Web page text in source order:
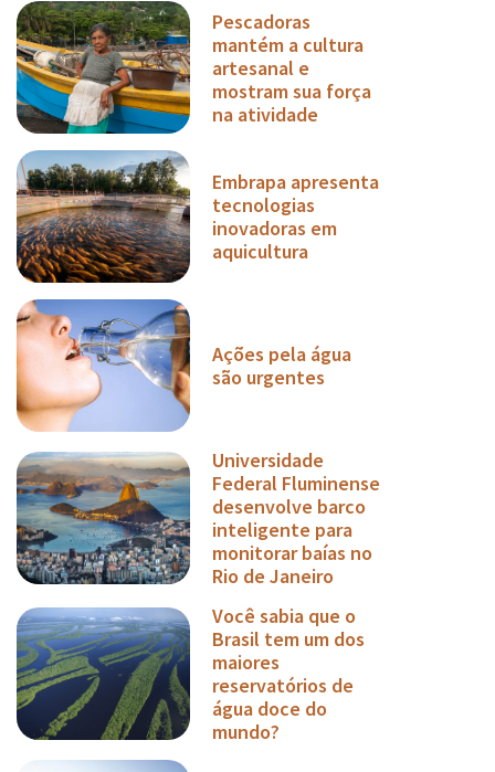
Pescadoras
mantém a cultura
artesanal e
mostram sua força
na atividade
Embrapa apresenta
tecnologias
inovadoras em
aquicultura
Ações pela água
são urgentes
Universidade
Federal Fluminense
desenvolve barco
inteligente para
monitorar baías no
Rio de Janeiro
Você sabia que o
Brasil tem um dos
maiores
reservatórios de
água doce do
mundo?